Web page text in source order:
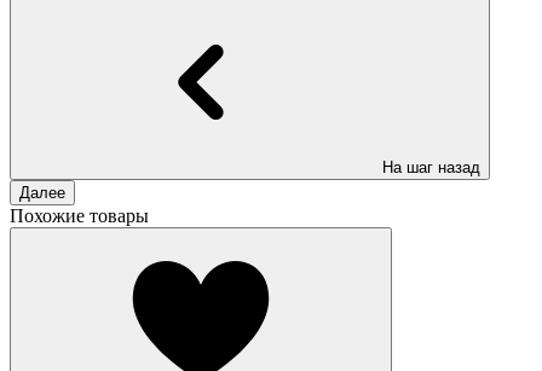
На шаг назад
Далее
Похожие товары